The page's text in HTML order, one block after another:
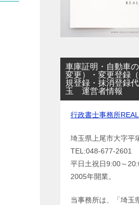
車庫証明・自動車
変更）・変更登録
規登録・抹消登録
玉 運営者情報
行政書士事務所REAL
埼玉県上尾市大字平
TEL:048-677-2601
平日土祝日9:00～
2005年開業。
当事務所は、「埼玉